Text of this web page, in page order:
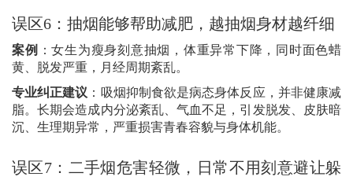
误区6 ：抽烟能够帮助减肥，越抽烟身材越纤细
案例
：女生为瘦身刻意抽烟，体重异常下降，同时面色蜡
黄、脱发严重，月经周期紊乱。
专业纠正建议 ：吸烟抑制食欲是病态身体反应，并非健康减
脂。长期会造成内分泌紊乱、气血不足，引发脱发、皮肤暗
沉、生理期异常，严重损害青春容貌与身体机能。
误区7：二手烟危害轻微，日常不用刻意避让躲